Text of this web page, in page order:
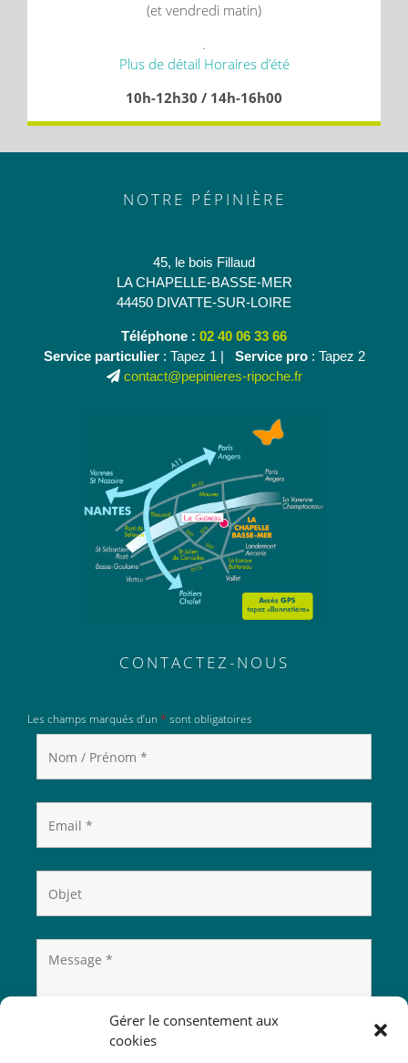
Gérer le consentement aux
cookies
(et vendredi matin)
.
Plus de détail Horaires d’été
10h-12h30 / 14h-16h00
NOTRE PÉPINIÈRE
45, le bois Fillaud
LA CHAPELLE-BASSE-MER
44450 DIVATTE-SUR-LOIRE
Téléphone : 02 40 06 33 66
Service particulier: Tapez 1 | Service pro: Tapez 2
contact@pepinieres-ripoche.fr
CONTACTEZ-NOUS
Les champs marqués d’un * sont obligatoires